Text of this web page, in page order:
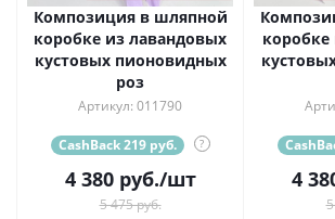
Композиция в шляпной
коробке из лавандовых
кустовых пионовидных
роз
Артикул: 011790
CashBack 219 руб. ?
4 380руб./шт
5 475 руб.
4